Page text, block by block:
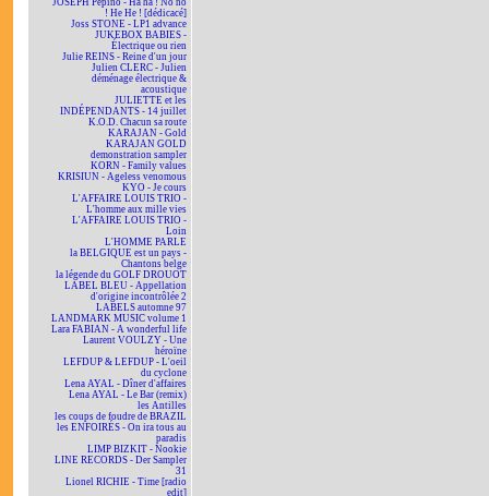
JOSEPH Pepino - Ha ha ! No no
! He He ! [dédicacé]
Joss STONE - LP1 advance
JUKEBOX BABIES -
Électrique ou rien
Julie REINS - Reine d'un jour
Julien CLERC - Julien
déménage électrique &
acoustique
JULIETTE et les
INDÉPENDANTS - 14 juillet
K.O.D. Chacun sa route
KARAJAN - Gold
KARAJAN GOLD
demonstration sampler
KORN - Family values
KRISIUN - Ageless venomous
KYO - Je cours
L'AFFAIRE LOUIS TRIO -
L'homme aux mille vies
L'AFFAIRE LOUIS TRIO -
Loin
L'HOMME PARLE
la BELGIQUE est un pays -
Chantons belge
la légende du GOLF DROUOT
LABEL BLEU - Appellation
d'origine incontrôlée 2
LABELS automne 97
LANDMARK MUSIC volume 1
Lara FABIAN - A wonderful life
Laurent VOULZY - Une
héroïne
LEFDUP & LEFDUP - L'oeil
du cyclone
Lena AYAL - Dîner d'affaires
Lena AYAL - Le Bar (remix)
les Antilles
les coups de foudre de BRAZIL
les ENFOIRÉS - On ira tous au
paradis
LIMP BIZKIT - Nookie
LINE RECORDS - Der Sampler
31
Lionel RICHIE - Time [radio
edit]